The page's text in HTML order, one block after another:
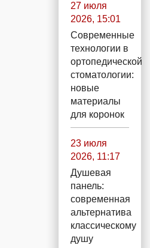
27 июля
2026, 15:01
Современные
технологии в
ортопедической
стоматологии:
новые
материалы
для коронок
23 июля
2026, 11:17
Душевая
панель:
современная
альтернатива
классическому
душу